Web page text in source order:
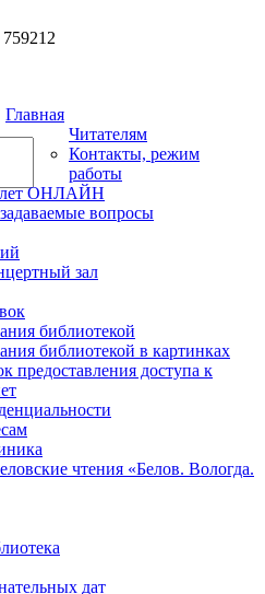
759212
Главная
Читателям
Контакты, режим
работы
ОНЛАЙН
вопросы
зал
библиотекой
библиотекой в картинках
предоставления доступа к
чтения «Белов. Вологда.
дат